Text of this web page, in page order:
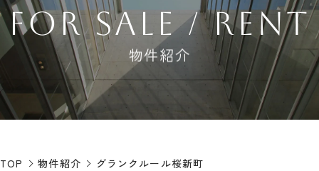
FOR SALE / RENT
物件紹介
TOP 物件紹介
グランクルール桜新町